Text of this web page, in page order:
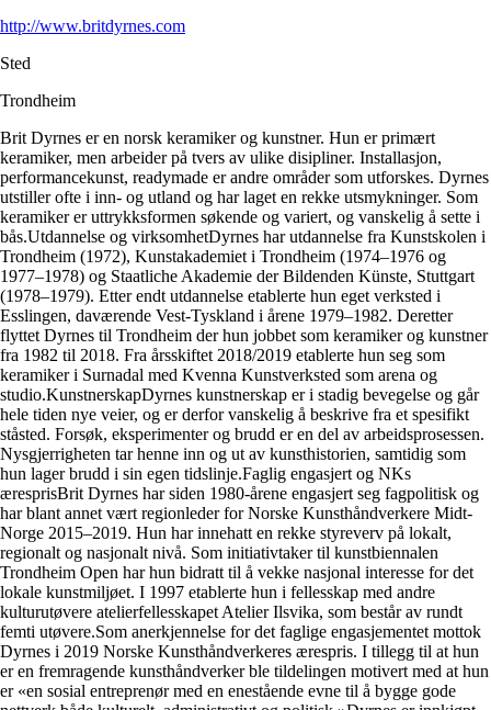
http://www.britdyrnes.com
Sted
Trondheim
Brit Dyrnes er en norsk keramiker og kunstner. Hun er primært
keramiker, men arbeider på tvers av ulike disipliner. Installasjon,
performancekunst, readymade er andre områder som utforskes. Dyrnes
utstiller ofte i inn- og utland og har laget en rekke utsmykninger. Som
keramiker er uttrykksformen søkende og variert, og vanskelig å sette i
bås.Utdannelse og virksomhetDyrnes har utdannelse fra Kunstskolen i
Trondheim (1972), Kunstakademiet i Trondheim (1974–1976 og
1977–1978) og Staatliche Akademie der Bildenden Künste, Stuttgart
(1978–1979). Etter endt utdannelse etablerte hun eget verksted i
Esslingen, daværende Vest-Tyskland i årene 1979–1982. Deretter
flyttet Dyrnes til Trondheim der hun jobbet som keramiker og kunstner
fra 1982 til 2018. Fra årsskiftet 2018/2019 etablerte hun seg som
keramiker i Surnadal med Kvenna Kunstverksted som arena og
studio.KunstnerskapDyrnes kunstnerskap er i stadig bevegelse og går
hele tiden nye veier, og er derfor vanskelig å beskrive fra et spesifikt
ståsted. Forsøk, eksperimenter og brudd er en del av arbeidsprosessen.
Nysgjerrigheten tar henne inn og ut av kunsthistorien, samtidig som
hun lager brudd i sin egen tidslinje.Faglig engasjert og NKs
æresprisBrit Dyrnes har siden 1980-årene engasjert seg fagpolitisk og
har blant annet vært regionleder for Norske Kunsthåndverkere Midt-
Norge 2015–2019. Hun har innehatt en rekke styreverv på lokalt,
regionalt og nasjonalt nivå. Som initiativtaker til kunstbiennalen
Trondheim Open har hun bidratt til å vekke nasjonal interesse for det
lokale kunstmiljøet. I 1997 etablerte hun i fellesskap med andre
kulturutøvere atelierfellesskapet Atelier Ilsvika, som består av rundt
femti utøvere.Som anerkjennelse for det faglige engasjementet mottok
Dyrnes i 2019 Norske Kunsthåndverkeres ærespris. I tillegg til at hun
er en fremragende kunsthåndverker ble tildelingen motivert med at hun
er «en sosial entreprenør med en enestående evne til å bygge gode